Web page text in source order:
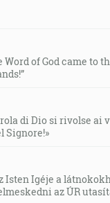
Word of God came
di Dio si rivolse
Signore!»
Isten Igéje a
az ÚR